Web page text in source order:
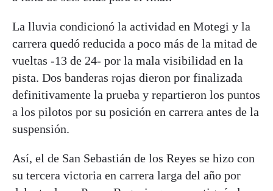
La lluvia condicionó la actividad en Motegi y la
carrera quedó reducida a poco más de la mitad de
vueltas -13 de 24- por la mala visibilidad en la
pista. Dos banderas rojas dieron por finalizada
definitivamente la prueba y repartieron los puntos
a los pilotos por su posición en carrera antes de la
suspensión.
Así, el de San Sebastián de los Reyes se hizo con
su tercera victoria en carrera larga del año por